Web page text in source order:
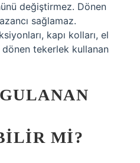
değiştirmez. Dönen
sağlamaz.
kapı kolları, el
tekerlek kullanan
MI?